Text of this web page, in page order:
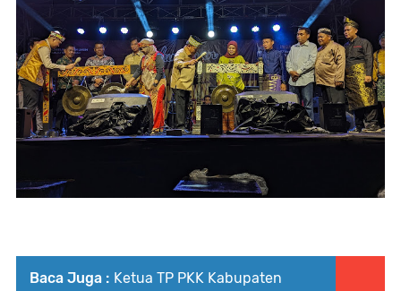
Baca Juga : Ketua TP PKK Kabupaten